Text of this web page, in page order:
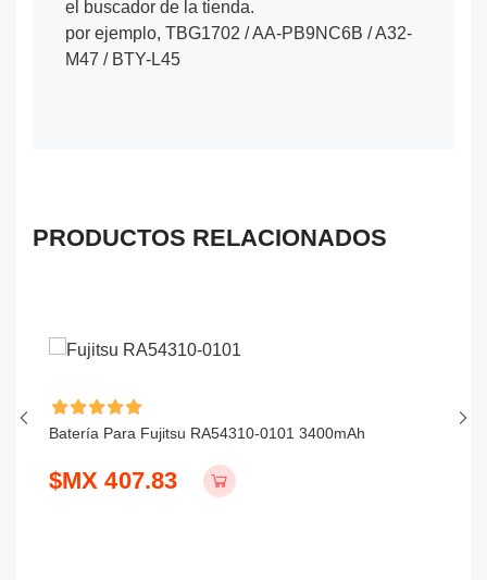
el buscador de la tienda.
por ejemplo, TBG1702 / AA-PB9NC6B / A32-
M47 / BTY-L45
PRODUCTOS RELACIONADOS
Batería Para Fujitsu RA54310-0101 3400mAh
$MX 407.83